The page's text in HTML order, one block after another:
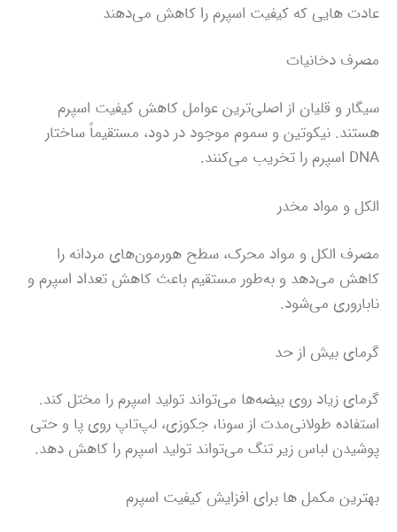
عادت‌ هایی که کیفیت اسپرم را کاهش می‌دهند
مصرف دخانیات
سیگار و قلیان از اصلی‌ترین عوامل کاهش کیفیت اسپرم
هستند. نیکوتین و سموم موجود در دود، مستقیماً ساختار
DNA اسپرم را تخریب می‌کنند.
الکل و مواد مخدر
مصرف الکل و مواد محرک، سطح هورمون‌های مردانه را
کاهش می‌دهد و به‌طور مستقیم باعث کاهش تعداد اسپرم و
ناباروری می‌شود.
گرمای بیش از حد
گرمای زیاد روی بیضه‌ها می‌تواند تولید اسپرم را مختل کند.
استفاده طولانی‌مدت از سونا، جکوزی، لپ‌تاپ روی پا و حتی
پوشیدن لباس زیر تنگ می‌تواند تولید اسپرم را کاهش دهد.
بهترین مکمل‌ ها برای افزایش کیفیت اسپرم